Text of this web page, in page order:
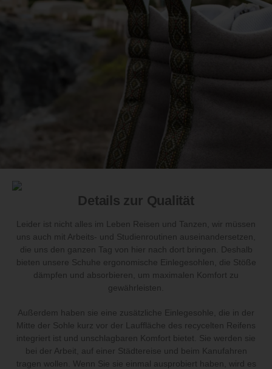
Details zur Qualität
Leider ist nicht alles im Leben Reisen und Tanzen, wir müssen
uns auch mit Arbeits- und Studienroutinen auseinandersetzen,
die uns den ganzen Tag von hier nach dort bringen. Deshalb
bieten unsere Schuhe ergonomische Einlegesohlen, die Stöße
dämpfen und absorbieren, um maximalen Komfort zu
gewährleisten.
Außerdem haben sie eine zusätzliche Einlegesohle, die in der
Mitte der Sohle kurz vor der Lauffläche des recycelten Reifens
integriert ist und unschlagbaren Komfort bietet. Sie werden sie
bei der Arbeit, auf einer Städtereise und beim Kanufahren
tragen wollen. Wenn Sie sie einmal ausprobiert haben, wird es